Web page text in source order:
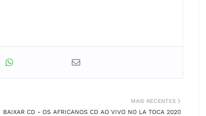
MAIS RECENTES
BAIXAR CD - OS AFRICANOS CD AO VIVO NO LA TOCA 2020